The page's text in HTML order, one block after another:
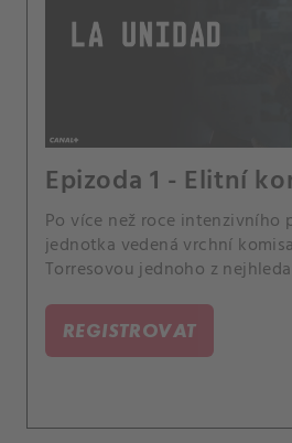
Epizoda 1 - Elitní
Po více než roce intenzivního
jednotka vedená vrchní
Torresovou jednoho z
do pohybu plán pomsty proti
REGISTROVAT